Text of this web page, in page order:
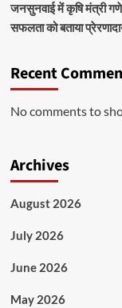
जनसुनवाई में कृषि मंत्री
सफलता को बताया
Recent
No comments to
Archives
August 2026
July 2026
June 2026
May 2026